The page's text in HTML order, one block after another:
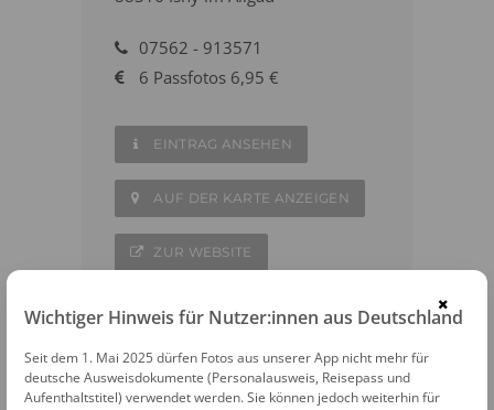
07562 - 913571
6 Passfotos 6,95 €
EINTRAG ANSEHEN
AUF DER KARTE ANZEIGEN
ZUR WEBSITE
WEITERE FOTOAUTOMATEN IN DER
×
Wichtiger Hinweis für Nutzer:innen aus Deutschland
Seit dem 1. Mai 2025 dürfen Fotos aus unserer App nicht mehr für
deutsche Ausweisdokumente (Personalausweis, Reisepass und
Aufenthaltstitel) verwendet werden. Sie können jedoch weiterhin für